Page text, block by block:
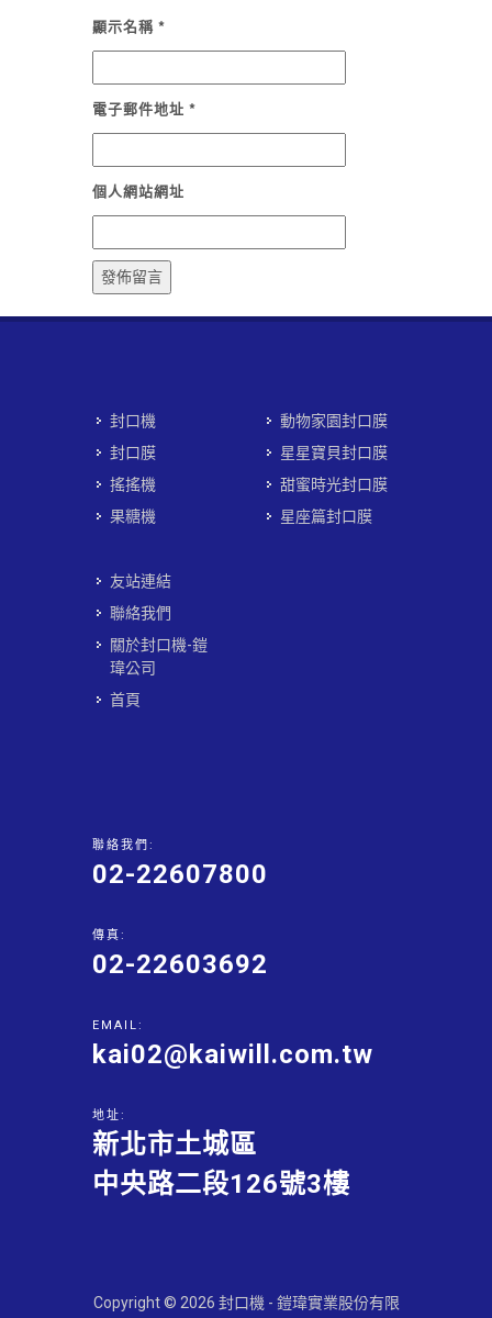
顯示名稱 *
電子郵件地址 *
個人網站網址
封口機
封口膜
搖搖機
果糖機
動物家園封口膜
星星寶貝封口膜
甜蜜時光封口膜
星座篇封口膜
友站連結
聯絡我們
關於封口機-鎧
瑋公司
首頁
聯絡我們:
02-22607800
傳真:
02-22603692
EMAIL:
kai02@kaiwill.com.tw
地址:
新北市土城區
中央路二段126號3樓
Copyright © 2026 封口機 - 鎧瑋實業股份有限